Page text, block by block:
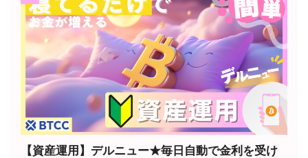
【資産運用】デルニュー★毎日自動で金利を受け